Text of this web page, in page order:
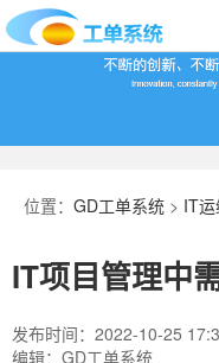
首
百
科
下
载
我
业
位置： GD工单系统 > IT
IT项目管理中
发布时间：2022-10-25
编辑：GD工单系统